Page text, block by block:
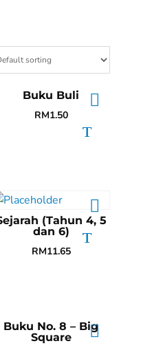
Buku Buli
RM1.50
(Tahun 4, 5
dan 6)
RM11.65
Buku No. 8 – Big
Square